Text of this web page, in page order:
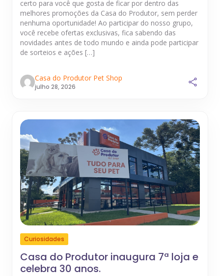
certo para você que gosta de ficar por dentro das
melhores promoções da Casa do Produtor, sem perder
nenhuma oportunidade! Ao participar do nosso grupo,
você recebe ofertas exclusivas, fica sabendo das
novidades antes de todo mundo e ainda pode participar
de sorteios e ações […]
Casa do Produtor Pet Shop
julho 28, 2026
Curiosidades
Casa do Produtor inaugura 7ª loja e
celebra 30 anos.